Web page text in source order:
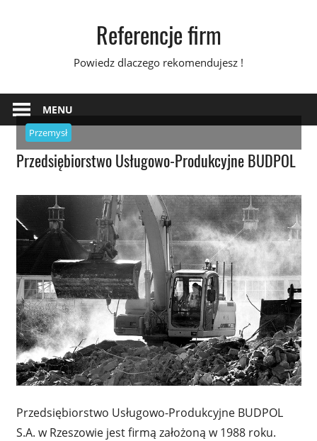
Referencje firm
Powiedz dlaczego rekomendujesz !
MENU
Przemysł
Przedsiębiorstwo Usługowo-Produkcyjne BUDPOL
Przedsiębiorstwo Usługowo-Produkcyjne BUDPOL
S.A. w Rzeszowie jest firmą założoną w 1988 roku.